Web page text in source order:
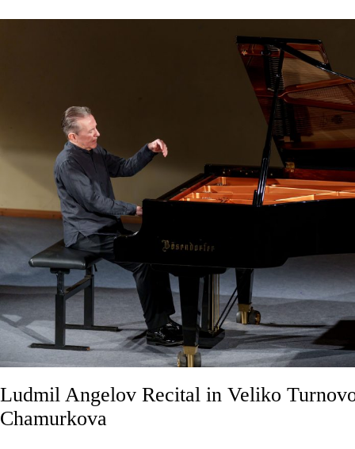
Ludmil Angelov Recital in Veliko
Chamurkova